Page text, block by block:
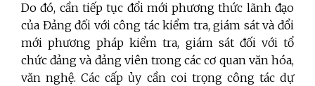
Do đó, cần tiếp tục đổi mới phương thức lãnh đạo
của Đảng đối với công tác kiểm tra, giám sát và đổi
mới phương pháp kiểm tra, giám sát đối với tổ
chức đảng và đảng viên trong các cơ quan văn hóa,
văn nghệ. Các cấp ủy cần coi trọng công tác dự